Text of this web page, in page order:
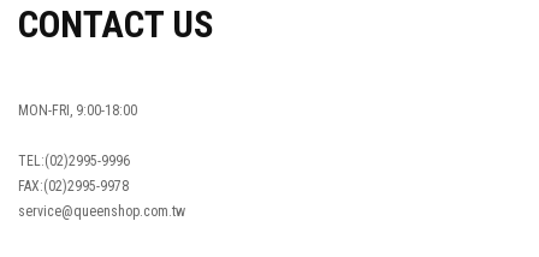
CONTACT US
MON-FRI, 9:00-18:00
TEL:(02)2995-9996
FAX:(02)2995-9978
service@queenshop.com.tw